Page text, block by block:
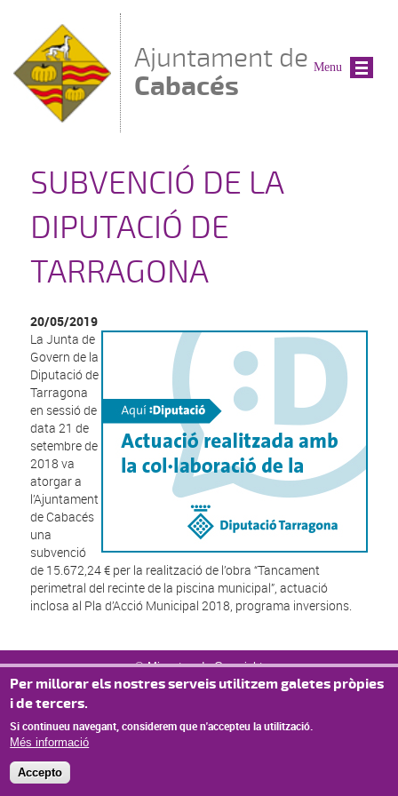
Ajuntament de
Cabacés
SUBVENCIÓ DE LA
DIPUTACIÓ DE
TARRAGONA
20/05/2019
La Junta de
Govern de la
Diputació de
Tarragona
en sessió de
data 21 de
setembre de
2018 va
atorgar a
l’Ajuntament
de Cabacés
una
subvenció
de 15.672,24 € per la realització de l’obra “Tancament
perimetral del recinte de la piscina municipal”, actuació
inclosa al Pla d’Acció Municipal 2018, programa inversions.
© Missatge de Copyright
Menu
Per millorar els nostres serveis utilitzem galetes pròpies
i de tercers.
Si continueu navegant, considerem que n'accepteu la utilització.
Més informació
Accepto